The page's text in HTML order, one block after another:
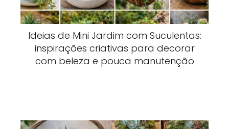
Ideias de Mini Jardim com Suculentas:
inspirações criativas para decorar
com beleza e pouca manutenção